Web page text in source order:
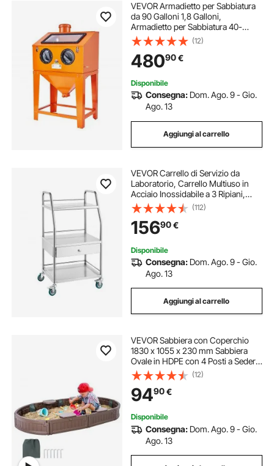
VEVOR Armadietto per Sabbiatura
da 90 Galloni 1,8 Galloni,
Armadietto per Sabbiatura 40-
120PSI con Supporto, Pistola per
Sabbiatura e 4 Ugelli per Vernice,
Rimozione della Ruggine
(12)
48090€
Disponibile
Consegna: Dom. Ago. 9 - Gio.
Ago. 13
Aggiungi al carrello
VEVOR Carrello di Servizio da
Laboratorio, Carrello Multiuso in
Acciaio Inossidabile a 3 Ripiani,
Carrello Medico Odontoiatrico
Ruote Bloccabili per Laboratorio,
Ospedale
(112)
15690€
Disponibile
Consegna: Dom. Ago. 9 - Gio.
Ago. 13
Aggiungi al carrello
VEVOR Sabbiera con Coperchio
1830 x 1055 x 230 mm Sabbiera
Ovale in HDPE con 4 Posti a Sedere
ad Angolo e Rivestimento del
Fondo, Sabbiera per Bambini 3-12
Anni, Cortile all'Aperto, Spiaggia,
Marrone
(12)
9490€
Disponibile
Consegna: Dom. Ago. 9 - Gio.
Ago. 13